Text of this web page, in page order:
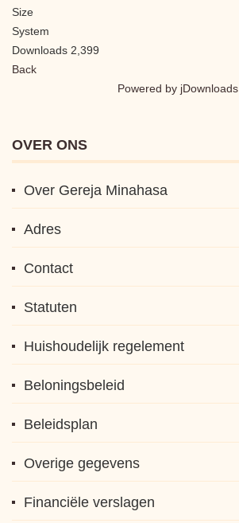
Size
System
Downloads 2,399
Back
Powered by jDownloads
OVER ONS
Over Gereja Minahasa
Adres
Contact
Statuten
Huishoudelijk regelement
Beloningsbeleid
Beleidsplan
Overige gegevens
Financiële verslagen